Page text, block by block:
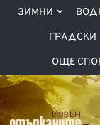
ЗИМНИ
ГРАДСКИ
ОЩЕ